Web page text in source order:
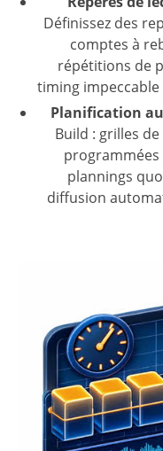
Définissez des
comptes à
répétitions de
timing
Planification
Build : grilles
programmées
plannings
diffusion